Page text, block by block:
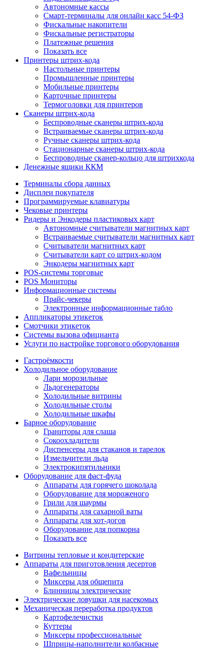
Автономные кассы
Смарт-терминалы для онлайн касс 54-ФЗ
Фискальные накопители
Фискальные регистраторы
Платежные решения
Показать все
Принтеры штрих-кода
Настольные принтеры
Промышленные принтеры
Мобильные принтеры
Карточные принтеры
Термоголовки для принтеров
Сканеры штрих-кода
Беспроводные сканеры штрих-кода
Встраиваемые сканеры штрих-кода
Ручные сканеры штрих-кода
Стационарные сканеры штрих-кода
Беспроводные сканер-кольцо для штрихкода
Денежные ящики ККМ
Терминалы сбора данных
Дисплеи покупателя
Программируемые клавиатуры
Чековые принтеры
Ридеры и Энкодеры пластиковых карт
Автономные считыватели магнитных карт
Встраиваемые считыватели магнитных карт
Считыватели магнитных карт
Считыватели карт со штрих-кодом
Энкодеры магнитных карт
POS-системы торговые
POS Мониторы
Информационные системы
Прайс-чекеры
Электронные информационные табло
Аппликаторы этикеток
Смотчики этикеток
Системы вызова официанта
Услуги по настройке торгового оборудования
Гастроёмкости
Холодильное оборудование
Лари морозильные
Льдогенераторы
Холодильные витрины
Холодильные столы
Холодильные шкафы
Барное оборудование
Граниторы для слаша
Сокоохладители
Диспенсеры для стаканов и тарелок
Измельчители льда
Электрокипятильники
Оборудование для фаст-фуда
Аппараты для горячего шоколада
Оборудование для мороженого
Грили для шаурмы
Аппараты для сахарной ваты
Аппараты для хот-догов
Оборудование для попкорна
Показать все
Витрины тепловые и кондитерские
Аппараты для приготовления десертов
Вафельницы
Миксеры для общепита
Блинницы электрические
Электрические ловушки для насекомых
Механическая переработка продуктов
Картофелечистки
Куттеры
Миксеры профессиональные
Шприцы-наполнители колбасные